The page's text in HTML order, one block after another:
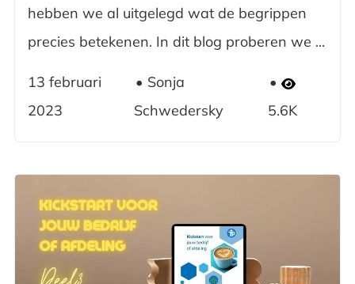
hebben we al uitgelegd wat de begrippen
precies betekenen. In dit blog proberen we ...
13 februari
2023
Sonja
Schwedersky
5.6K